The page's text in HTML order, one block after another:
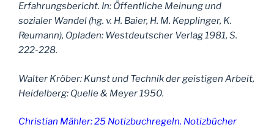
Erfahrungsbericht. In: Öffentliche Meinung und
sozialer Wandel (hg. v. H. Baier, H. M. Kepplinger, K.
Reumann), Opladen: Westdeutscher Verlag 1981, S.
222-228.
Walter Kröber: Kunst und Technik der geistigen Arbeit,
Heidelberg: Quelle & Meyer 1950.
Christian Mähler: 25 Notizbuchregeln. Notizbücher